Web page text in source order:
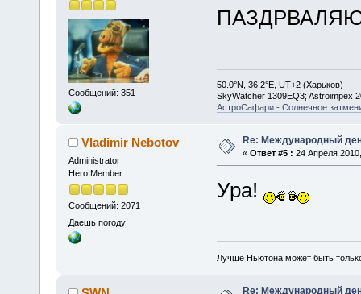
Сообщений: 351
50.0°N, 36.2°E, UT+2 (Харьков)
SkyWatcher 1309EQ3; Astroimpex
АстроСафари - Солнечное
Vladimir Nebotov
Administrator
Hero Member
Сообщений: 2071
Даешь погоду!
Re: Международный
« Ответ #5 : 24 Апреля
Ура!
Лучше Ньютона может быть
Re: Международный